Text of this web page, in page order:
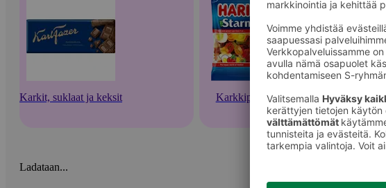
Karkit, suklaat ja keksit Karkkipussit
Ladataan...